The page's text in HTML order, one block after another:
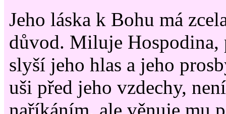
Jeho láska k Bohu má
důvod. Miluje Hospodina,
slyší jeho hlas a jeho
uši před jeho vzdechy,